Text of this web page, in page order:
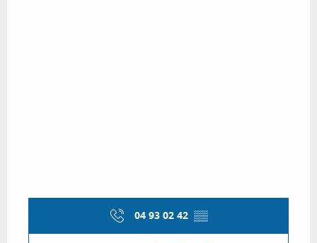
04 93 02 42 ▒▒